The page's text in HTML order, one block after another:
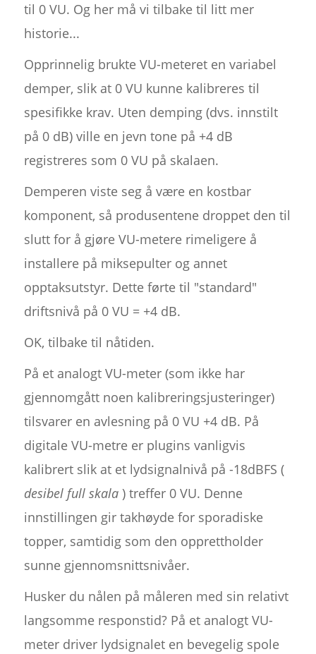
til 0 VU. Og her må vi tilbake til litt mer
historie...
Opprinnelig brukte VU-meteret en variabel
demper, slik at 0 VU kunne kalibreres til
spesifikke krav. Uten demping (dvs. innstilt
på 0 dB) ville en jevn tone på +4 dB
registreres som 0 VU på skalaen.
Demperen viste seg å være en kostbar
komponent, så produsentene droppet den til
slutt for å gjøre VU-metere rimeligere å
installere på miksepulter og annet
opptaksutstyr. Dette førte til "standard"
driftsnivå på 0 VU = +4 dB.
OK, tilbake til nåtiden.
På et analogt VU-meter (som ikke har
gjennomgått noen kalibreringsjusteringer)
tilsvarer en avlesning på 0 VU +4 dB. På
digitale VU-metre er plugins vanligvis
kalibrert slik at et lydsignalnivå på -18dBFS (
desibel full skala) treffer 0 VU. Denne
innstillingen gir takhøyde for sporadiske
topper, samtidig som den opprettholder
sunne gjennomsnittsnivåer.
Husker du nålen på måleren med sin relativt
langsomme responstid? På et analogt VU-
meter driver lydsignalet en bevegelig spole